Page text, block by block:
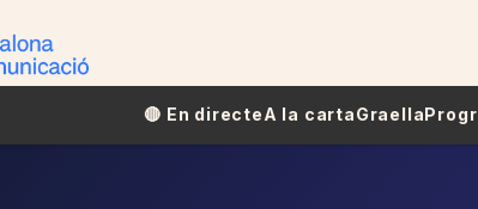
🔴​​ En directeA la cartaGraella